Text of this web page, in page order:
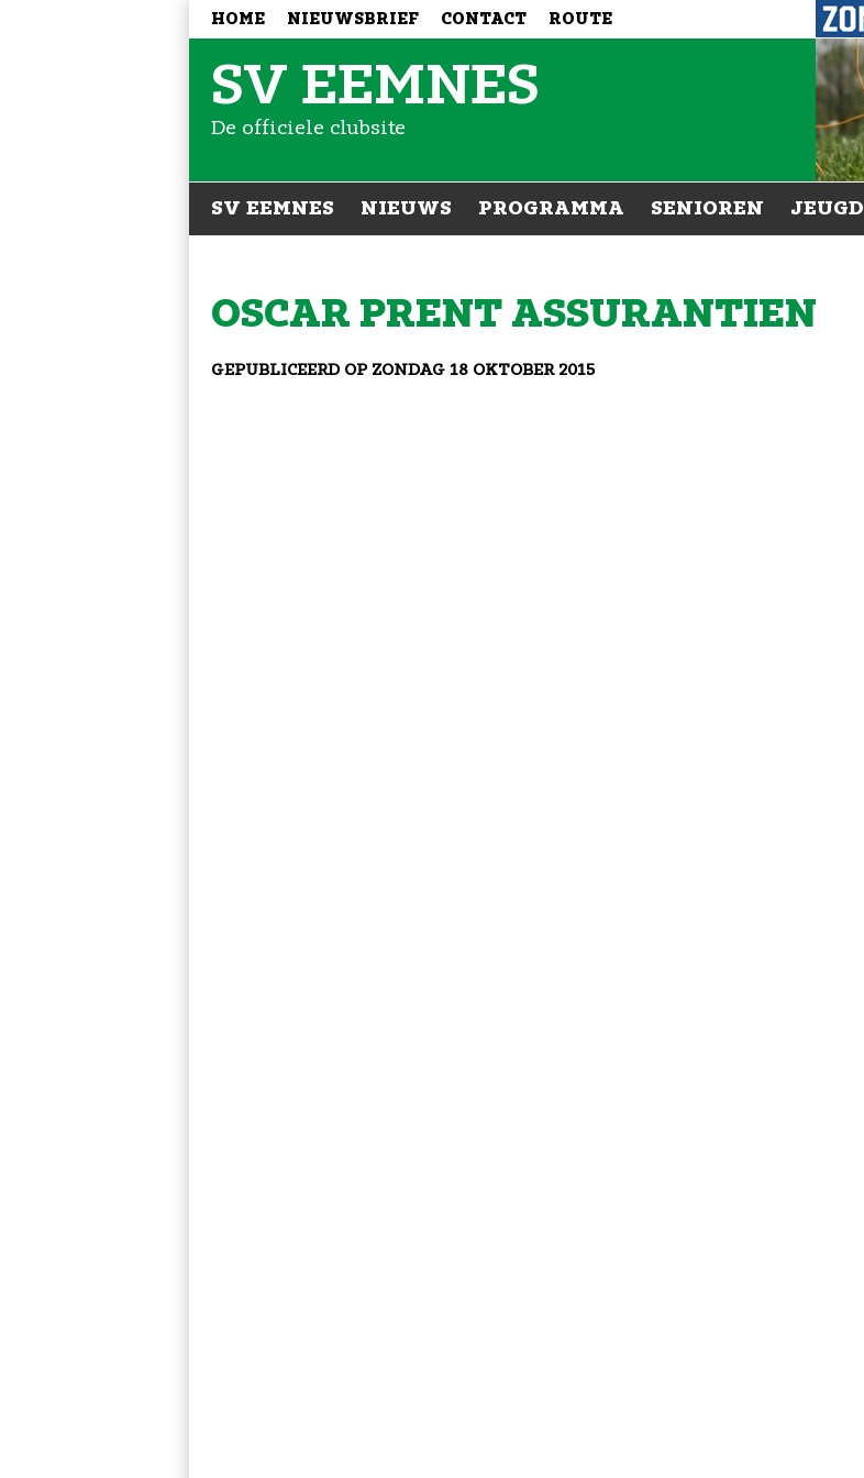
HOME NIEUWSBRIEF CONTACT ROUTE
SV EEMNES
De officiele clubsite
SV EEMNES NIEUWS PROGRAMMA SENIOREN JEUGD
OSCAR PRENT ASSURANTIEN
GEPUBLICEERD OP ZONDAG 18 OKTOBER 2015